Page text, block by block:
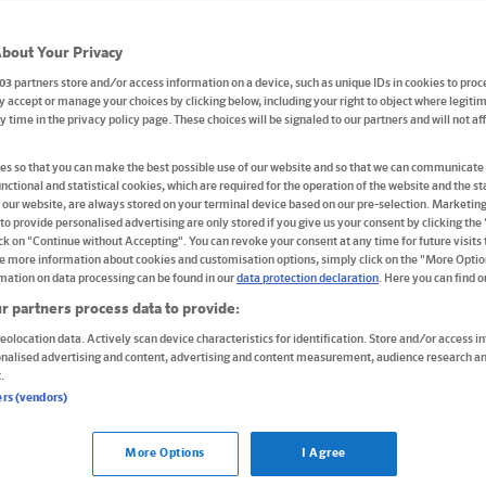
Studium
3
Buch
Das komplette Oberstufen-Wissen:
umfassend und ausführlich erklärt
Your Privacy
partners store and/or access information on a device, such as unique IDs in cookies to
accept or manage your choices by clicking below, including your right to object where
time in the privacy policy page. These choices will be signaled to our partners and will not
so that you can make the best possible use of our website and so that we can
and statistical cookies, which are required for the operation of the website and the
website, are always stored on your terminal device based on our pre-selection.
provide personalised advertising are only stored if you give us your consent by clicking the
on "Continue without Accepting". You can revoke your consent at any time for future visits
more information about cookies and customisation options, simply click on the "More
on data processing can be found in ourdata protection declaration. Here you can find
partners process data to provide:
data. Actively scan device characteristics for identification. Store and/or access
advertising and content, advertising and content measurement, audience research
(vendors)
I Agree
More Options